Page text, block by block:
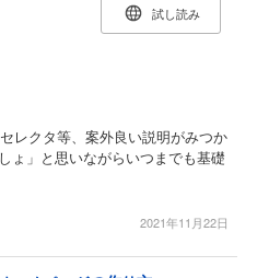
試し読み
レクタ等、案外良い説明がみつか
ょ」と思いながらいつまでも基礎
2021年11月22日